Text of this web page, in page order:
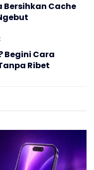
Bersihkan Cache
Begini Cara
Ribet